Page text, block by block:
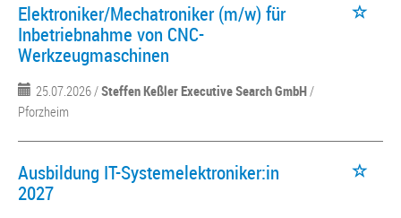
Elektroniker/Mechatroniker (m/w) für
Inbetriebnahme von CNC-
Werkzeugmaschinen
25.07.2026 /Steffen Keßler Executive Search GmbH/
Pforzheim
Ausbildung IT-Systemelektroniker:in
2027